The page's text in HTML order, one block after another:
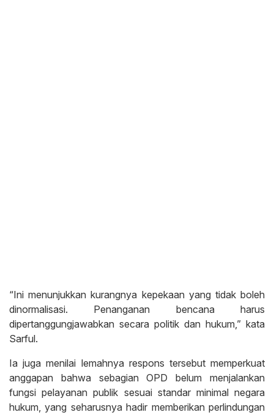
“Ini menunjukkan kurangnya kepekaan yang tidak boleh
dinormalisasi. Penanganan bencana harus
dipertanggungjawabkan secara politik dan hukum,” kata
Sarful.
Ia juga menilai lemahnya respons tersebut memperkuat
anggapan bahwa sebagian OPD belum menjalankan
fungsi pelayanan publik sesuai standar minimal negara
hukum, yang seharusnya hadir memberikan perlindungan